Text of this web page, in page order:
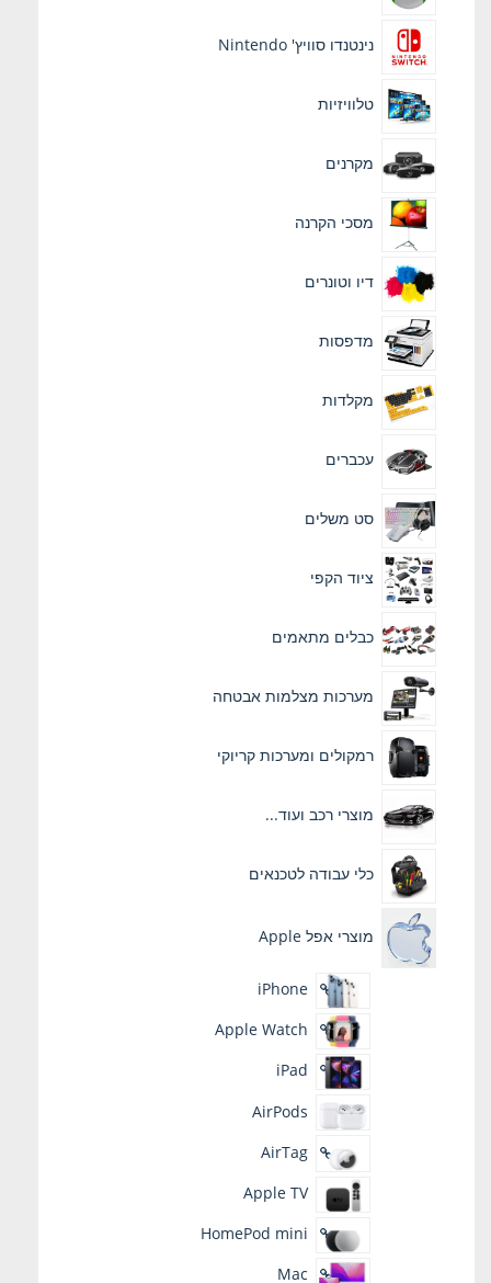
נינטנדו סוויץ' Nintendo
טלוויזיות
מקרנים
מסכי הקרנה
דיו וטונרים
מדפסות
מקלדות
עכברים
סט משלים
ציוד הקפי
כבלים מתאמים
מערכות מצלמות אבטחה
רמקולים ומערכות קריוקי
מוצרי רכב ועוד...
כלי עבודה לטכנאים
מוצרי אפל Apple
iPhone
Apple Watch
iPad
AirPods
AirTag
Apple TV
HomePod mini
Mac